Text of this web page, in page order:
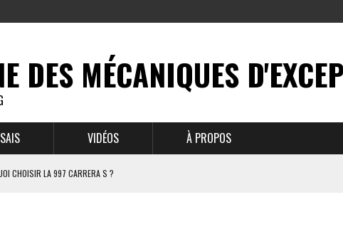
DES MÉCANIQUES
VIDÉOS À PROPOS
CHOISIR LA 997 CARRERA S ?